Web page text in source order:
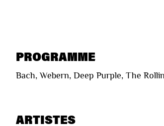
PROGRAMME
Bach, Webern, Deep Purple, The
ARTISTES